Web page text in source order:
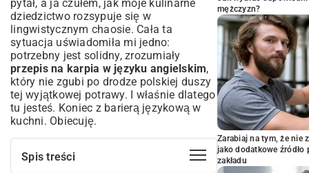
pytał, a ja czułem, jak moje kulinarne
dziedzictwo rozsypuje się w
lingwistycznym chaosie. Cała ta
sytuacja uświadomiła mi jedno:
potrzebny jest solidny, zrozumiały
przepis na karpia w języku angielskim,
który nie zgubi po drodze polskiej duszy
tej wyjątkowej potrawy. I właśnie dlatego
tu jesteś. Koniec z barierą językową w
kuchni. Obiecuję.
Spis treści
mężczyzn?
Zarabiaj na tym, że nie
jako dodatkowe
zakładu